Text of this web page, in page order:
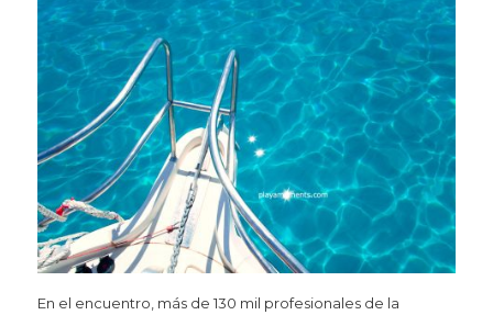
En el encuentro, más de 130 mil profesionales de la